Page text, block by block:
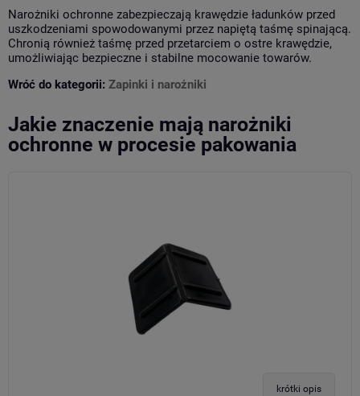
Narożniki ochronne zabezpieczają krawędzie ładunków przed
uszkodzeniami spowodowanymi przez napiętą taśmę spinającą.
Chronią również taśmę przed przetarciem o ostre krawędzie,
umożliwiając bezpieczne i stabilne mocowanie towarów.
Wróć do kategorii: Zapinki i narożniki
Jakie znaczenie mają narożniki
ochronne w procesie pakowania
krótki opis